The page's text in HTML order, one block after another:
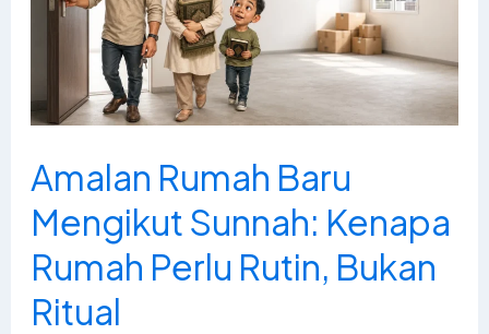
Amalan Rumah Baru
Mengikut Sunnah: Kenapa
Rumah Perlu Rutin, Bukan
Ritual
Sunnah:
Kenapa
Rumah
Rutin,
Bukan
Ritual